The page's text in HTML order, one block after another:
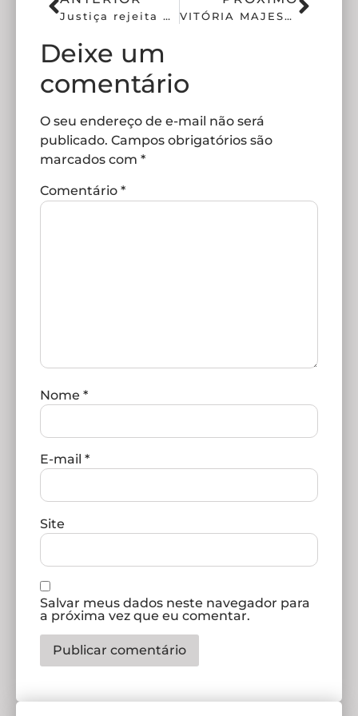
Justiça rejeita proposta do Corinthians no RCE VITÓRIA MAJESTOSA EM ITAQUERA!!!
Deixe um
comentário
O seu endereço de e-mail não será
publicado. Campos obrigatórios são
marcados com *
Comentário *
Nome *
E-mail *
Site
Salvar meus dados neste navegador para
a próxima vez que eu comentar.